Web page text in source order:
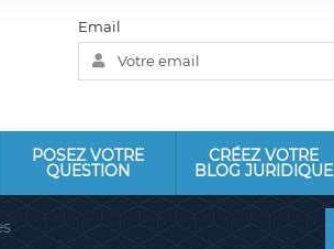
Email
POSEZ VOTRE
QUESTION
CRÉEZ VOTRE
BLOG JURIDIQUE